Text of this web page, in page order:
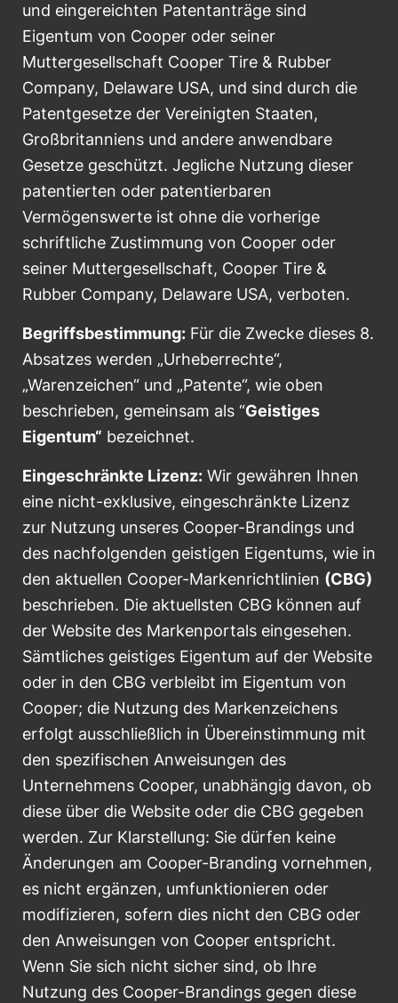
und eingereichten Patentanträge sind
Eigentum von Cooper oder seiner
Muttergesellschaft Cooper Tire & Rubber
Company, Delaware USA, und sind durch die
Patentgesetze der Vereinigten Staaten,
Großbritanniens und andere anwendbare
Gesetze geschützt. Jegliche Nutzung dieser
patentierten oder patentierbaren
Vermögenswerte ist ohne die vorherige
schriftliche Zustimmung von Cooper oder
seiner Muttergesellschaft, Cooper Tire &
Rubber Company, Delaware USA, verboten.
Begriffsbestimmung: Für die Zwecke dieses 8.
Absatzes werden „Urheberrechte“,
„Warenzeichen“ und „Patente“, wie oben
beschrieben, gemeinsam als “Geistiges
Eigentum“ bezeichnet.
Eingeschränkte Lizenz: Wir gewähren Ihnen
eine nicht-exklusive, eingeschränkte Lizenz
zur Nutzung unseres Cooper-Brandings und
des nachfolgenden geistigen Eigentums, wie in
den aktuellen Cooper-Markenrichtlinien (CBG)
beschrieben. Die aktuellsten CBG können auf
der Website des Markenportals eingesehen.
Sämtliches geistiges Eigentum auf der Website
oder in den CBG verbleibt im Eigentum von
Cooper; die Nutzung des Markenzeichens
erfolgt ausschließlich in Übereinstimmung mit
den spezifischen Anweisungen des
Unternehmens Cooper, unabhängig davon, ob
diese über die Website oder die CBG gegeben
werden. Zur Klarstellung: Sie dürfen keine
Änderungen am Cooper-Branding vornehmen,
es nicht ergänzen, umfunktionieren oder
modifizieren, sofern dies nicht den CBG oder
den Anweisungen von Cooper entspricht.
Wenn Sie sich nicht sicher sind, ob Ihre
Nutzung des Cooper-Brandings gegen diese